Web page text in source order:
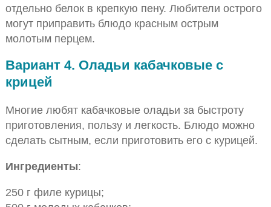
отдельно белок в крепкую пену. Любители острого
могут приправить блюдо красным острым
молотым перцем.
Вариант 4. Оладьи кабачковые с
крицей
Многие любят кабачковые оладьи за быстроту
приготовления, пользу и легкость. Блюдо можно
сделать сытным, если приготовить его с курицей.
Ингредиенты:
250 г филе курицы;